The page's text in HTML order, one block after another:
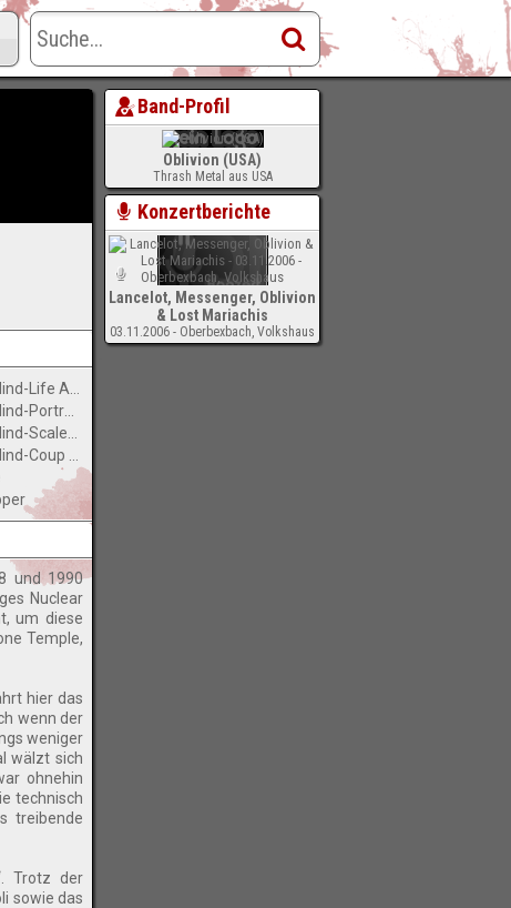
14. War Gives Me Peace Of Mind-Portrait Of A Maggot
und 1990
Nuclear
um diese
Temple,
hier das
wenn der
weniger
wälzt sich
ohnehin
technisch
treibende
Trotz der
sowie das
Band-Profil
Oblivion (USA)
Thrash Metal aus USA
Konzertberichte
Lancelot, Messenger, Oblivion
& Lost Mariachis
03.11.2006 - Oberbexbach, Volkshaus